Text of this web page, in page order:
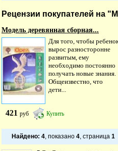
Рецензии покупателей на
Модель деревянная сборная...
Для того, чтобы
вырос разносторонне
развитым, ему
необходимо постоянно
получать новые знания.
Общеизвестно, что
дети...
421 руб Купить
Найдено: 4, показано 4, страница 1